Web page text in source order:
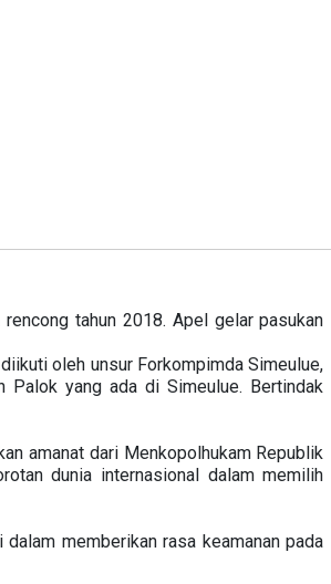
tahun 2018. Apel gelar pasukan
oleh unsur Forkompimda Simeulue,
Palok yang ada di Simeulue. Bertindak
amanat dari Menkopolhukam Republik
dunia internasional dalam memilih
memberikan rasa keamanan pada